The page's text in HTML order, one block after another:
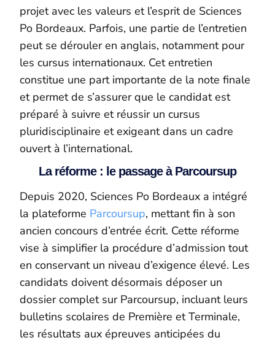
projet avec les valeurs et l’esprit de Sciences
Po Bordeaux. Parfois, une partie de l’entretien
peut se dérouler en anglais, notamment pour
les cursus internationaux. Cet entretien
constitue une part importante de la note finale
et permet de s’assurer que le candidat est
préparé à suivre et réussir un cursus
pluridisciplinaire et exigeant dans un cadre
ouvert à l’international.
La réforme : le passage à Parcoursup
Depuis 2020, Sciences Po Bordeaux a intégré
la plateforme Parcoursup, mettant fin à son
ancien concours d’entrée écrit. Cette réforme
vise à simplifier la procédure d’admission tout
en conservant un niveau d’exigence élevé. Les
candidats doivent désormais déposer un
dossier complet sur Parcoursup, incluant leurs
bulletins scolaires de Première et Terminale,
les résultats aux épreuves anticipées du